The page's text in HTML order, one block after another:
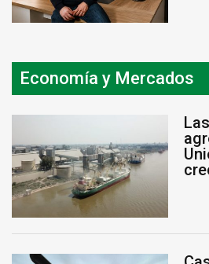
Economía y Mercados